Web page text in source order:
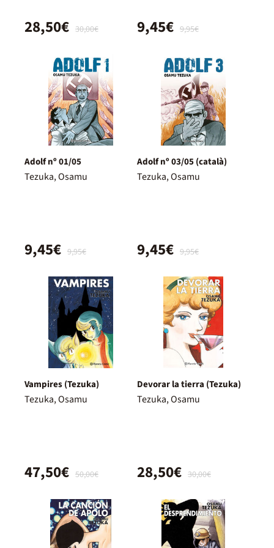
30,00€
28,50€ 9,95€
9,45€
Adolf nº 01/05
Tezuka, Osamu
9,95€
9,45€
Adolf nº 03/05 (català)
Tezuka, Osamu
9,95€
9,45€
Vampires (Tezuka)
Tezuka, Osamu
50,00€
47,50€
Devorar la tierra (Tezuka)
Tezuka, Osamu
30,00€
28,50€